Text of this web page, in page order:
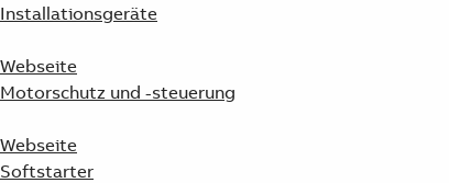
Installationsgeräte
Webseite
Motorschutz und -steuerung
Webseite
Softstarter